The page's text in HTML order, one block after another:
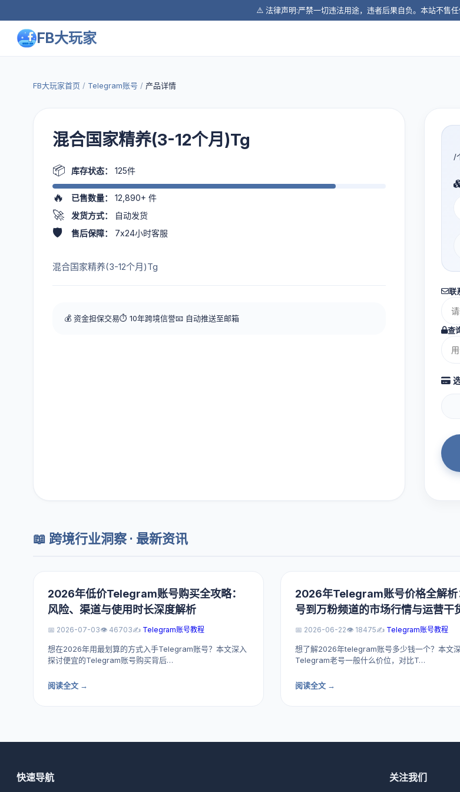
⚠️ 法律声明:严禁一切违法用途，违者后果自负。本站不售任
FB大玩家
FB大玩家首页 / Telegram账号 / 产品详情
混合国家精养(3-12个月)Tg
📦 库存状态： 125件
🔥 已售数量： 12,890+ 件
🚀 发货方式： 自动发货
🛡️ 售后保障： 7x24小时客服
混合国家精养(3-12个月)Tg
💰 资金担保交易⏱️ 10年跨境信誉📧 自动推送至邮箱
/
联
查
📖 跨境行业洞察 · 最新资讯
2026年低价Telegram账号购买全攻略：
风险、渠道与使用时长深度解析
📅 2026-07-03👁️ 46703✍️ Telegram账号教程
想在2026年用最划算的方式入手Telegram账号？本文深入
探讨便宜的Telegram账号购买背后…
阅读全文 →
2026年Telegram账号价格全解析
号到万粉频道的市场行情与运营干
📅 2026-06-22👁️ 18475✍️ Telegram账号教程
想了解2026年telegram账号多少钱一个？本文
Telegram老号一般什么价位，对比T…
阅读全文 →
快速导航 关注我们